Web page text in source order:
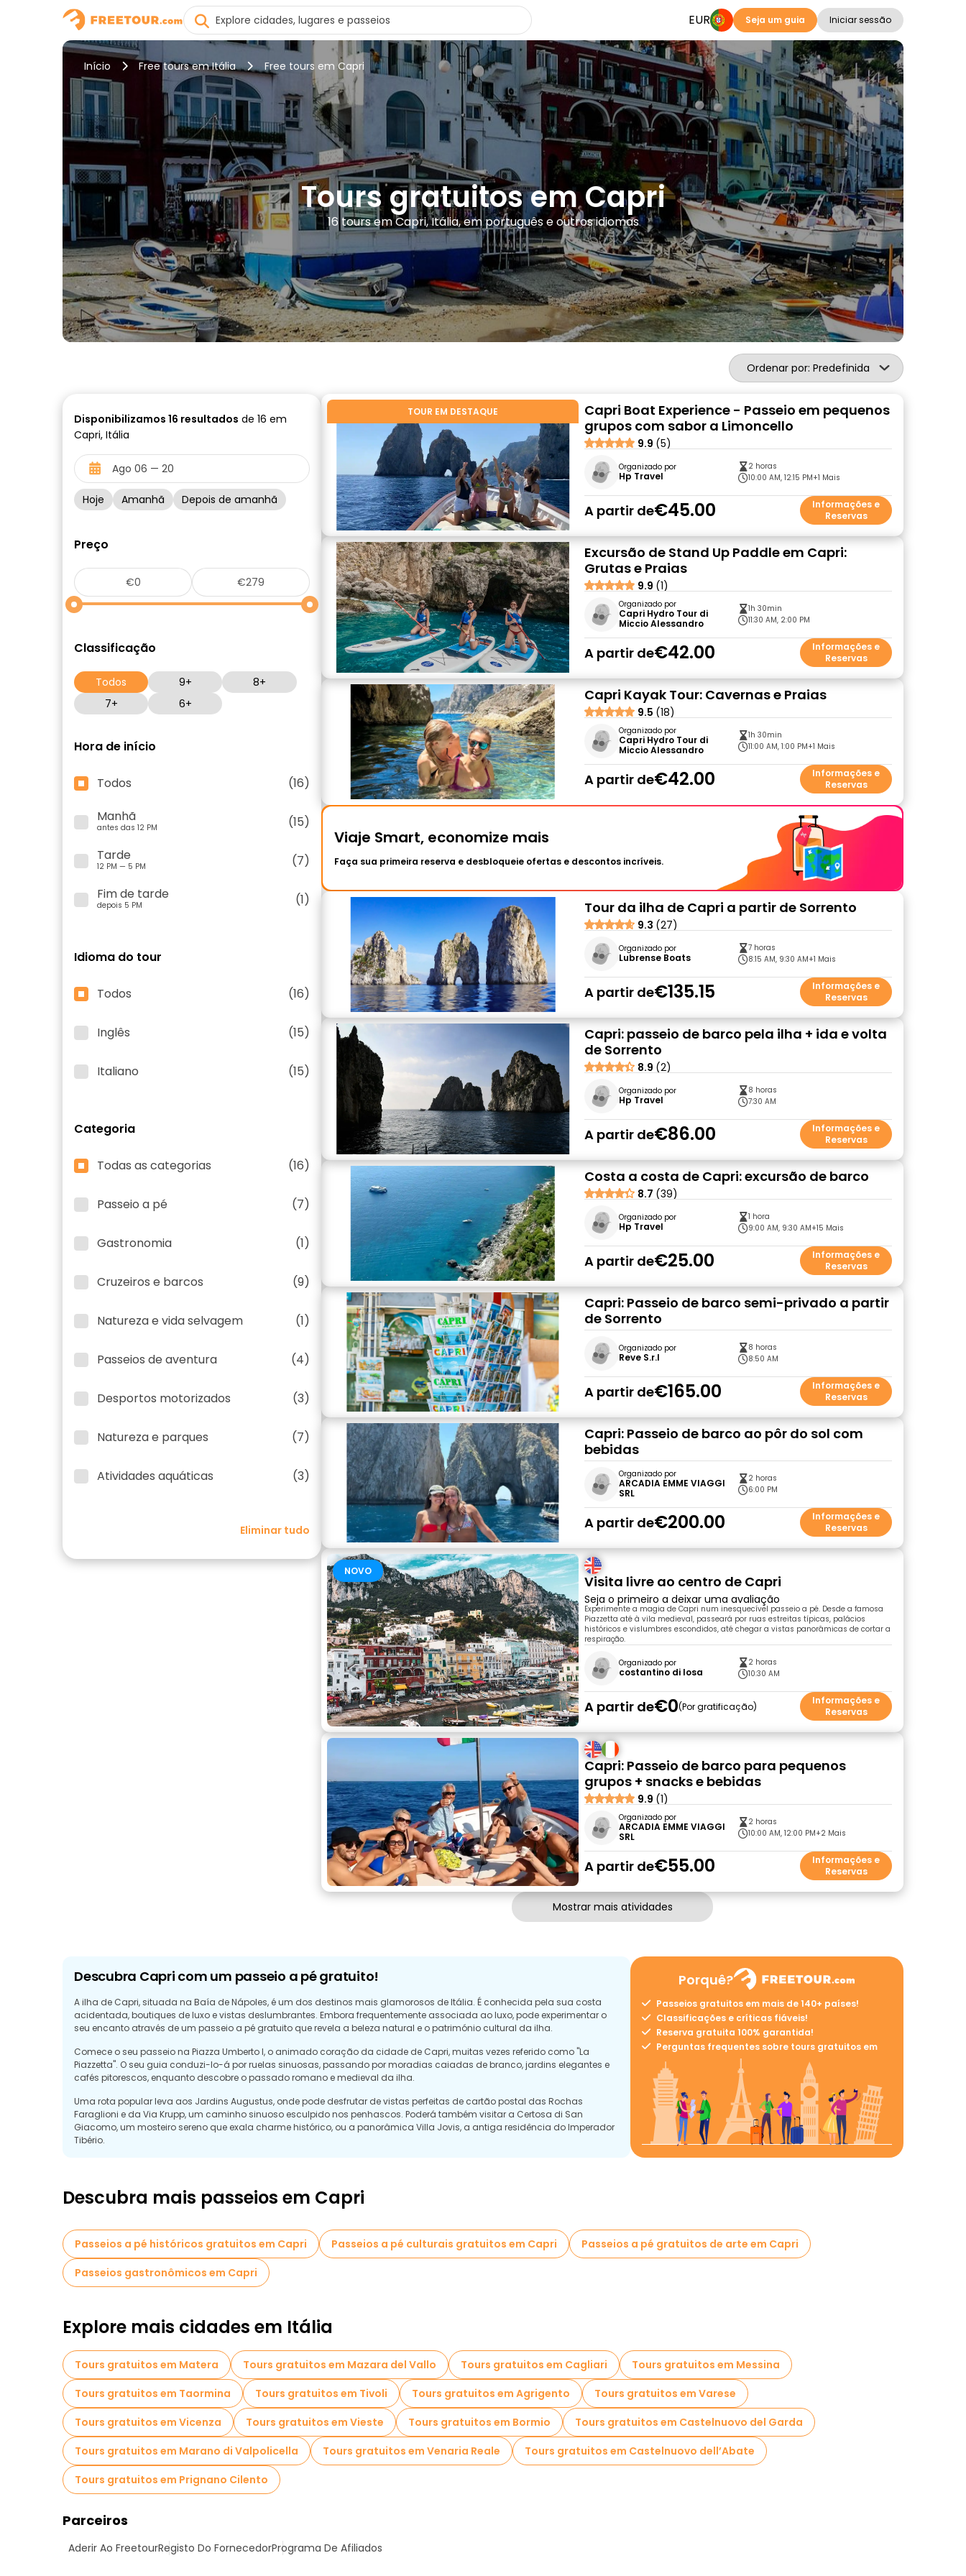
EUR Seja um guia Iniciar sessão
Início Free tours em Itália Free tours em Capri
Tours gratuitos em Capri
16 tours em Capri, Itália, em português e outros idiomas
Ordenar por: Predefinida
Disponibilizamos 16 resultados de 16 em
Capri, Itália
Hoje Amanhã Depois de amanhã
Preço
Classificação
Todos 9+
8+
7+
6+
Hora de início
Todos
(16)
Manhã
antes das 12 PM
(15)
Tarde
12 PM — 5 PM
(7)
Fim de tarde
depois 5 PM (1)
Idioma do tour
Todos (16)
Inglês (15)
Italiano (15)
Categoria
Todas as categorias (16)
Passeio a pé (7)
Gastronomia (1)
Cruzeiros e barcos (9)
Natureza e vida selvagem (1)
Passeios de aventura (4)
Desportos motorizados (3)
Natureza e parques (7)
Atividades aquáticas (3)
Eliminar tudo
TOUR EM DESTAQUE
Capri Boat Experience - Passeio em pequenos
grupos com sabor a Limoncello
9.9 (5)
Organizado por
Hp Travel
2 horas
10:00 AM, 12:15 PM+1 Mais
A partir de€45.00
Informações e
Reservas
Excursão de Stand Up Paddle em Capri:
Grutas e Praias
9.9 (1)
Organizado por
Capri Hydro Tour di
Miccio Alessandro
1h 30min
11:30 AM, 2:00 PM
A partir de€42.00
Informações e
Reservas
Capri Kayak Tour: Cavernas e Praias
9.5 (18)
Organizado por
Capri Hydro Tour di
Miccio Alessandro
1h 30min
11:00 AM, 1:00 PM+1 Mais
A partir de€42.00
Informações e
Reservas
Viaje Smart, economize mais
Faça sua primeira reserva e desbloqueie ofertas e descontos incríveis.
Tour da ilha de Capri a partir de Sorrento
9.3 (27)
Organizado por
Lubrense Boats
7 horas
8:15 AM, 9:30 AM+1 Mais
A partir de€135.15
Informações e
Reservas
Capri: passeio de barco pela ilha + ida e volta
de Sorrento
8.9 (2)
Organizado por
Hp Travel
8 horas
7:30 AM
A partir de€86.00
Informações e
Reservas
Costa a costa de Capri: excursão de barco
8.7 (39)
Organizado por
Hp Travel
1 hora
9:00 AM, 9:30 AM+15 Mais
A partir de€25.00
Informações e
Reservas
Capri: Passeio de barco semi-privado a partir
de Sorrento
Organizado por
Reve S.r.l
8 horas
8:50 AM
A partir de€165.00
Informações e
Reservas
Capri: Passeio de barco ao pôr do sol com
bebidas
Organizado por
ARCADIA EMME VIAGGI
SRL
2 horas
6:00 PM
A partir de€200.00
Informações e
Reservas
NOVO
Visita livre ao centro de Capri
Seja o primeiro a deixar uma avaliação
Experimente a magia de Capri num inesquecível passeio a pé. Desde a famosa
Piazzetta até à vila medieval, passeará por ruas estreitas típicas, palácios
históricos e vislumbres escondidos, até chegar a vistas panorâmicas de cortar a
respiração.
Organizado por
costantino di losa
2 horas
10:30 AM
A partir de€0 Por gratificação
Informações e
Reservas
Capri: Passeio de barco para pequenos
grupos + snacks e bebidas
9.9 (1)
Organizado por
ARCADIA EMME VIAGGI
SRL
2 horas
10:00 AM, 12:00 PM+2 Mais
A partir de€55.00
Informações e
Reservas
Mostrar mais atividades
Descubra Capri com um passeio a pé gratuito!
A ilha de Capri, situada na Baía de Nápoles, é um dos destinos mais glamorosos de Itália. É conhecida pela sua costa
acidentada, boutiques de luxo e vistas deslumbrantes. Embora frequentemente associada ao luxo, pode experimentar o
seu encanto através de um passeio a pé gratuito que revela a beleza natural e o património cultural da ilha.
Comece o seu passeio na Piazza Umberto I, o animado coração da cidade de Capri, muitas vezes referido como "La
Piazzetta". O seu guia conduzi-lo-á por ruelas sinuosas, passando por moradias caiadas de branco, jardins elegantes e
cafés pitorescos, enquanto descobre o passado romano e medieval da ilha.
Uma rota popular leva aos Jardins Augustus, onde pode desfrutar de vistas perfeitas de cartão postal das Rochas
Faraglioni e da Via Krupp, um caminho sinuoso esculpido nos penhascos. Poderá também visitar a Certosa di San
Giacomo, um mosteiro sereno que exala charme histórico, ou a panorâmica Villa Jovis, a antiga residência do Imperador
Tibério.
natureza e à história sem necessitar de um orçamento de luxo.
Porquê?
Passeios gratuitos em mais de 140+ países!
Classificações e críticas fiáveis!
Reserva gratuita 100% garantida!
Perguntas frequentes sobre tours gratuitos em
Descubra mais passeios em Capri
Passeios a pé históricos gratuitos em Capri Passeios a pé culturais gratuitos em Capri
Passeios a pé gratuitos de arte em Capri
Passeios gastronômicos em Capri
Explore mais cidades em Itália
Tours gratuitos em Matera Tours gratuitos em Mazara del Vallo Tours gratuitos em Cagliari
Tours gratuitos em Messina
Tours gratuitos em Taormina
Tours gratuitos em Tivoli Tours gratuitos em Agrigento
Tours gratuitos em Varese
Tours gratuitos em Vicenza
Tours gratuitos em Vieste Tours gratuitos em Bormio
Tours gratuitos em Castelnuovo del Garda
Tours gratuitos em Marano di Valpolicella
Tours gratuitos em Venaria Reale
Tours gratuitos em Castelnuovo dell’Abate
Tours gratuitos em Prignano Cilento
Parceiros
Aderir Ao FreetourRegisto Do FornecedorPrograma De Afiliados